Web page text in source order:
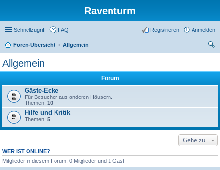
Raventurm
Schnellzugriff FAQ Anmelden
Registrieren
Foren-Übersicht
Allgemein
Allgemein
Forum
Gäste-Ecke
Für Besucher aus anderen Häusern.
Themen: 10
Hilfe und Kritik
Themen: 5
Gehe zu
WER IST ONLINE?
Mitglieder in diesem Forum: 0 Mitglieder und 1 Gast